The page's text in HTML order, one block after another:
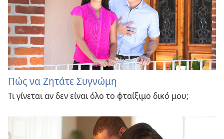
Πώς να Ζητάτε Συγνώμη
Τι γίνεται αν δεν είναι όλο το φταίξιμο δικό μου;